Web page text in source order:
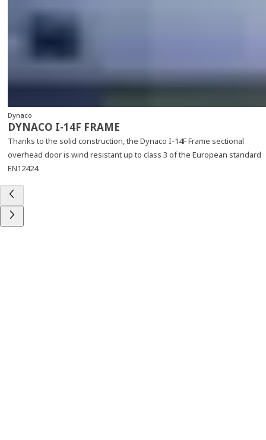
Dynaco
DYNACO I-14F FRAME
Thanks to the solid construction, the Dynaco I-14F Frame sectional
overhead door is wind resistant up to class 3 of the European standard
EN12424.